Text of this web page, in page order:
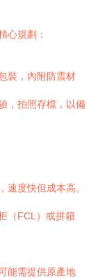
心規劃：
裝，內附防震材
，拍照存檔，以備
速度快但成本高。
（FCL）或拼箱
能需提供原產地